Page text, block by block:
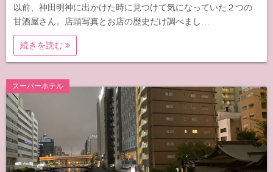
以前、神田明神に出かけた時に見つけて気になっていた２つの
甘酒屋さん。店頭写真とお店の歴史だけ調べまし…
続きを読む
スーパーホテル